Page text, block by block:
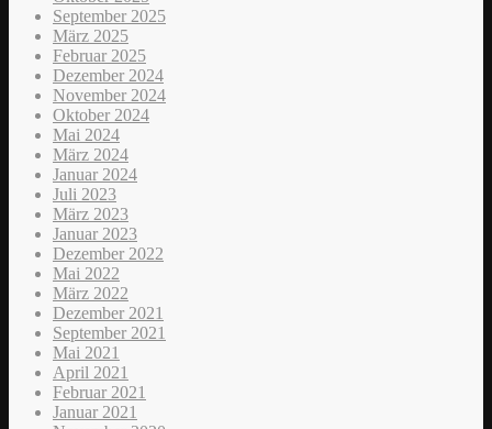
September 2025
März 2025
Februar 2025
Dezember 2024
November 2024
Oktober 2024
Mai 2024
März 2024
Januar 2024
Juli 2023
März 2023
Januar 2023
Dezember 2022
Mai 2022
März 2022
Dezember 2021
September 2021
Mai 2021
April 2021
Februar 2021
Januar 2021